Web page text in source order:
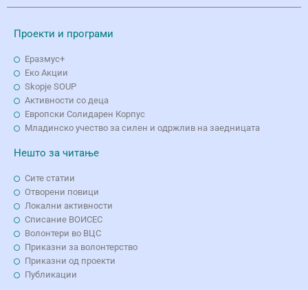
Проекти и програми
Еразмус+
Еко Aкции
Skopje SOUP
Активности со деца
Европски Солидарен Корпус
Младинско учество за силен и одржлив на заедницата
Нешто за читање
Сите статии
Отворени повици
Локални активности
Списание ВОИСЕС
Волонтери во ВЦС
Приказни за волонтерство
Приказни од проекти
Публикации